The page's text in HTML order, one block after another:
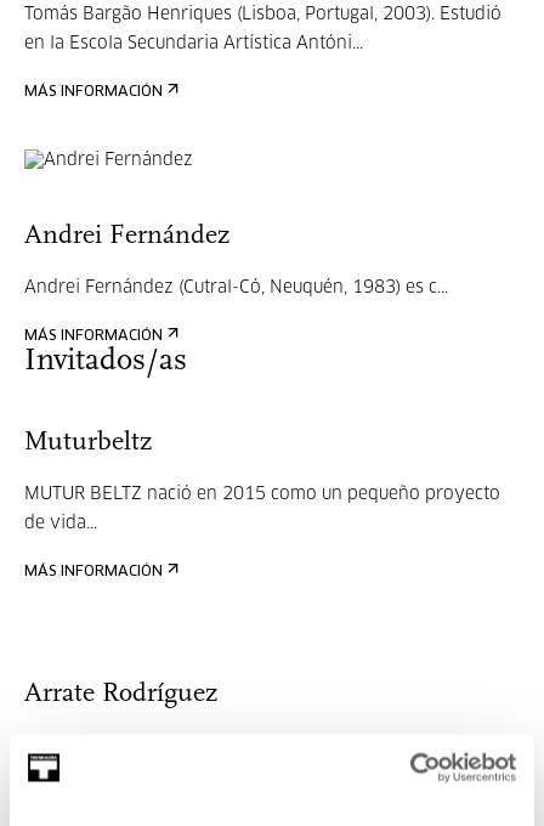
Tomás Bargão Henriques (Lisboa, Portugal, 2003). Estudió
en la Escola Secundaria Artística Antóni...
MÁS INFORMACIÓN
Andrei Fernández
Andrei Fernández (Cutral-Có, Neuquén, 1983) es c...
MÁS INFORMACIÓN
Invitados/as
Muturbeltz
MUTUR BELTZ nació en 2015 como un pequeño proyecto
de vida...
MÁS INFORMACIÓN
Arrate Rodríguez